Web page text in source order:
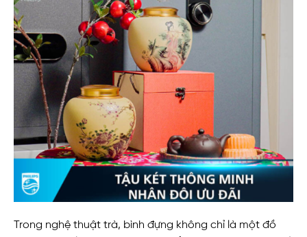
Trong nghệ thuật trà, bình đựng không chỉ là một đồ